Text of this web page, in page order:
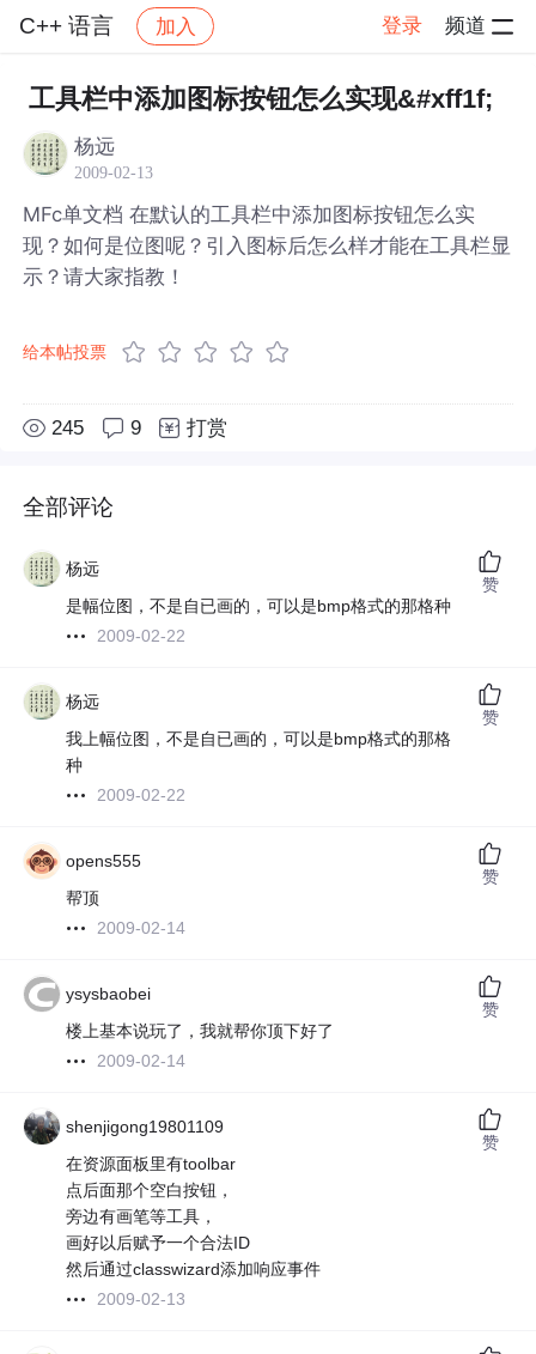
C++ 语言 加入 登录 频道
社区 C++ 语言 帖子详情
工具栏中添加图标按钮怎么实现&#xff1f;
杨远
2009-02-13
MFc单文档 在默认的工具栏中添加图标按钮怎么实
现？如何是位图呢？引入图标后怎么样才能在工具栏显
示？请大家指教！
给本帖投票
245 9 打赏
全部评论
杨远
是幅位图，不是自已画的，可以是bmp格式的那格种
2009-02-22
赞
杨远
我上幅位图，不是自已画的，可以是bmp格式的那格
种
2009-02-22
赞
opens555
帮顶
2009-02-14
赞
ysysbaobei
楼上基本说玩了，我就帮你顶下好了
2009-02-14
赞
shenjigong19801109
在资源面板里有toolbar
点后面那个空白按钮，
旁边有画笔等工具，
画好以后赋予一个合法ID
然后通过classwizard添加响应事件
2009-02-13
赞